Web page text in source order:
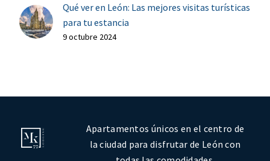
Qué ver en León: Las mejores visitas turísticas
para tu estancia
9 octubre 2024
Apartamentos únicos en el centro de
la ciudad para disfrutar de León con